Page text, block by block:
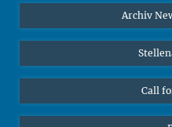
Interviews zum Thema
Archiv
Call